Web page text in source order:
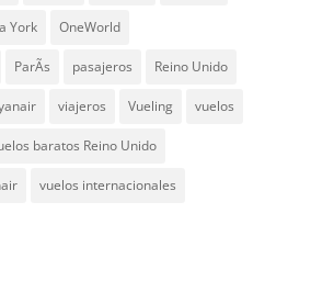
York OneWorld
ParÃ­s pasajeros Reino Unido
viajeros Vueling vuelos
baratos Reino Unido
vuelos internacionales